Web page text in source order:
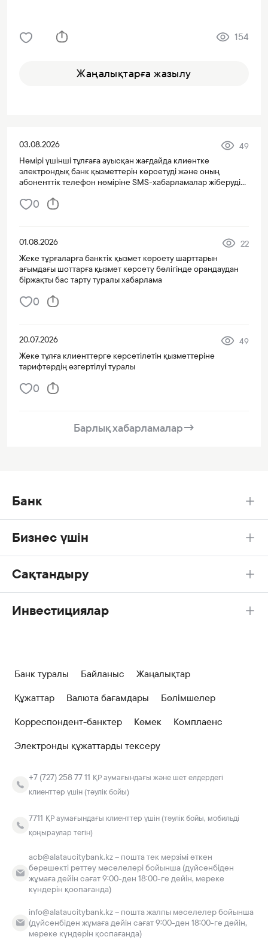
154
Жаңалықтарға жазылу
03.08.2026
49
Нөмірі үшінші тұлғаға ауысқан жағдайда клиентке
электрондық банк қызметтерін көрсетуді және оның
абоненттік телефон нөміріне SMS-хабарламалар жіберуді
0
01.08.2026
22
Жеке тұрғаларға банктік қызмет көрсету шарттарын
ағымдағы шоттарға қызмет көрсету бөлігінде орандаудан
біржақты бас тарту туралы хабарлама
0
20.07.2026
49
Жеке тұлға клиенттерге көрсетілетін қызметтеріне
тарифтердің өзгертілуі туралы
0
Барлық хабарламалар→
Банк
Бизнес үшін
Сақтандыру
Инвестициялар
Банк туралы Байланыс
Жаңалықтар
Құжаттар
Валюта бағамдары
Бөлімшелер
Корреспондент-банктер
Көмек
Комплаенс
Электронды құжаттарды тексеру
+7 (727) 258 77 11 ҚР аумағындағы және шет елдердегі
клиенттер үшін (тәулік бойы)
7711 ҚР аумағындағы клиенттер үшін (тәулік бойы, мобильді
қоңыраулар тегін)
acb@alataucitybank.kz – пошта тек мерзімі өткен
берешекті реттеу мәселелері бойынша (дүйсенбіден
жұмаға дейін сағат 9:00-ден 18:00-ге дейін, мереке
күндерін қоспағанда)
info@alataucitybank.kz – пошта жалпы мәселелер бойынша
(дүйсенбіден жұмаға дейін сағат 9:00-ден 18:00-ге дейін,
мереке күндерін қоспағанда)